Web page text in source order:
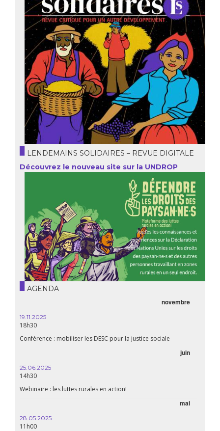
LENDEMAINS SOLIDAIRES – REVUE DIGITALE
Découvrez le nouveau site sur la UNDROP
AGENDA
novembre
19.11.2025
18h30
Conférence : mobiliser les DESC pour la justice sociale
juin
25.06.2025
14h30
Webinaire : les luttes rurales en action!
mai
28.05.2025
11h00